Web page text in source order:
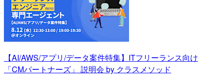
【AI/AWS/アプリ/データ案件特集】ITフリーランス向け
「CMパートナーズ」 説明会 by クラスメソッド